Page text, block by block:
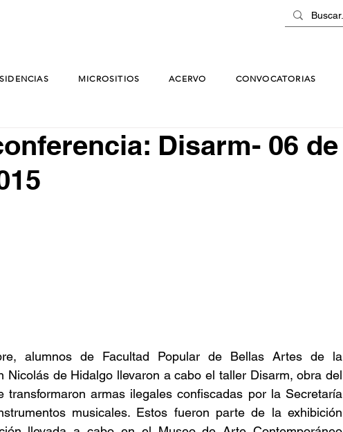
MICROSITIOS ACERVO CONVOCATORIAS
Disarm- 06 de
alumnos de Facultad Popular de Bellas Artes de la
Nicolás de Hidalgo llevaron a cabo el taller Disarm, obra del
transformaron armas ilegales confiscadas por la Secretaría
musicales. Estos fueron parte de la exhibición